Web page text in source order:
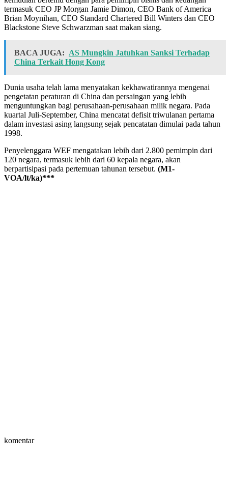
termasuk CEO JP Morgan Jamie Dimon, CEO Bank of America
Brian Moynihan, CEO Standard Chartered Bill Winters dan CEO
Blackstone Steve Schwarzman saat makan siang.
BACA JUGA: AS Mungkin Jatuhkan Sanksi Terhadap
China Terkait Hong Kong
Dunia usaha telah lama menyatakan kekhawatirannya mengenai
pengetatan peraturan di China dan persaingan yang lebih
menguntungkan bagi perusahaan-perusahaan milik negara. Pada
kuartal Juli-September, China mencatat defisit triwulanan pertama
dalam investasi asing langsung sejak pencatatan dimulai pada tahun
1998.
Penyelenggara WEF mengatakan lebih dari 2.800 pemimpin dari
120 negara, termasuk lebih dari 60 kepala negara, akan
berpartisipasi pada pertemuan tahunan tersebut. (M1-
VOA/lt/ka)***
komentar